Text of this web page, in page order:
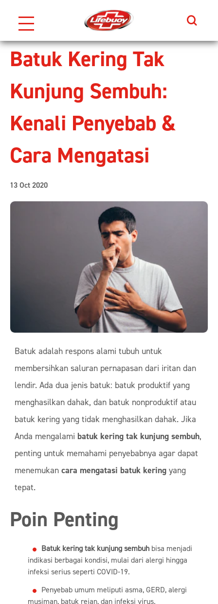
Skip to content
Search
Batuk Kering Tak
Kunjung Sembuh:
Kenali Penyebab &
Cara Mengatasi
13 Oct 2020
Batuk adalah respons alami tubuh untuk
membersihkan saluran pernapasan dari iritan dan
lendir. Ada dua jenis batuk: batuk produktif yang
menghasilkan dahak, dan batuk nonproduktif atau
batuk kering yang tidak menghasilkan dahak. Jika
Anda mengalami batuk kering tak kunjung sembuh,
penting untuk memahami penyebabnya agar dapat
menemukan cara mengatasi batuk kering yang
tepat.
Poin Penting
Batuk kering tak kunjung sembuhbisa menjadi
indikasi berbagai kondisi, mulai dari alergi hingga
infeksi serius seperti COVID-19.
Penyebab umum meliputi asma, GERD, alergi
musiman, batuk rejan, dan infeksi virus.